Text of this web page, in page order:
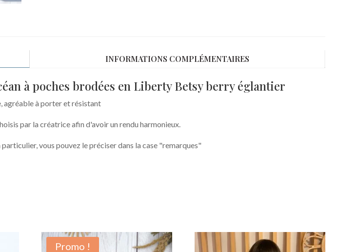
INFORMATIONS COMPLÉMENTAIRES
à poches brodées en Liberty Betsy berry églantier
agréable à porter et résistant
par la créatrice afin d'avoir un rendu harmonieux.
vous pouvez le préciser dans la case "remarques"
Promo !